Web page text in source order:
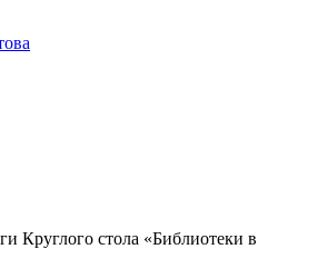
Круглого стола «Библиотеки в